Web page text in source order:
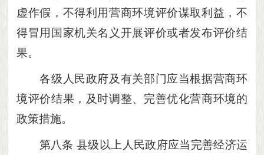
虚作假，不得利用营商环境评价谋取利益，不
得冒用国家机关名义开展评价或者发布评价结
果。
各级人民政府及有关部门应当根据营商环
境评价结果，及时调整、完善优化营商环境的
政策措施。
第八条 县级以上人民政府应当完善经济运